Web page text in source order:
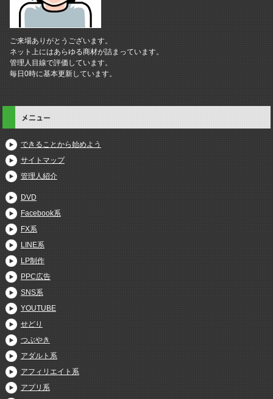
ご来場ありがとうございます。
ネット上にはあらゆる商材が詰まっています。
管理人目線で評価しています。
毎日0時に基本更新しています。
メニュー
できることから始めよう
サイトマップ
管理人紹介
DVD
Facebook系
FX系
LINE系
LP制作
PPC広告
SNS系
YOUTUBE
せどり
つぶやき
アダルト系
アフィリエイト系
アプリ系